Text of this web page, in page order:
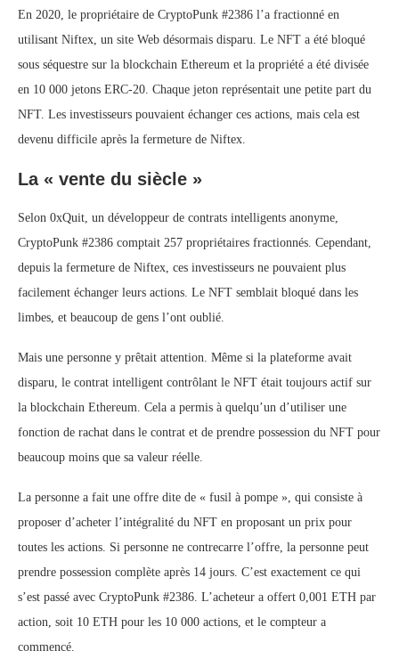
En 2020, le propriétaire de CryptoPunk #2386 l’a fractionné en
utilisant Niftex, un site Web désormais disparu. Le NFT a été bloqué
sous séquestre sur la blockchain Ethereum et la propriété a été divisée
en 10 000 jetons ERC-20. Chaque jeton représentait une petite part du
NFT. Les investisseurs pouvaient échanger ces actions, mais cela est
devenu difficile après la fermeture de Niftex.
La « vente du siècle »
Selon 0xQuit, un développeur de contrats intelligents anonyme,
CryptoPunk #2386 comptait 257 propriétaires fractionnés. Cependant,
depuis la fermeture de Niftex, ces investisseurs ne pouvaient plus
facilement échanger leurs actions. Le NFT semblait bloqué dans les
limbes, et beaucoup de gens l’ont oublié.
Mais une personne y prêtait attention. Même si la plateforme avait
disparu, le contrat intelligent contrôlant le NFT était toujours actif sur
la blockchain Ethereum. Cela a permis à quelqu’un d’utiliser une
fonction de rachat dans le contrat et de prendre possession du NFT pour
beaucoup moins que sa valeur réelle.
La personne a fait une offre dite de « fusil à pompe », qui consiste à
proposer d’acheter l’intégralité du NFT en proposant un prix pour
toutes les actions. Si personne ne contrecarre l’offre, la personne peut
prendre possession complète après 14 jours. C’est exactement ce qui
s’est passé avec CryptoPunk #2386. L’acheteur a offert 0,001 ETH par
action, soit 10 ETH pour les 10 000 actions, et le compteur a
commencé.